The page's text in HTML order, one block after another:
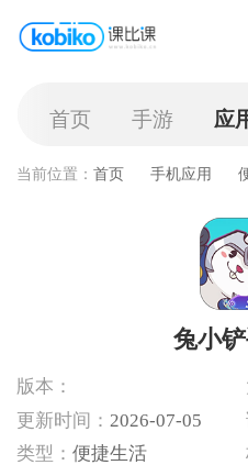
首页 手游 应
当前位置： 首页 手机应用
兔小
版本：
更新时间： 2026-07-05
类型： 便捷生活